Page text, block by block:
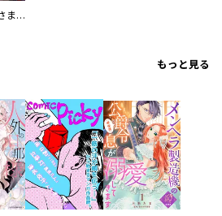
ドロンジョさまは転生しても悪役令嬢のままだった【分冊版】
もっと見る